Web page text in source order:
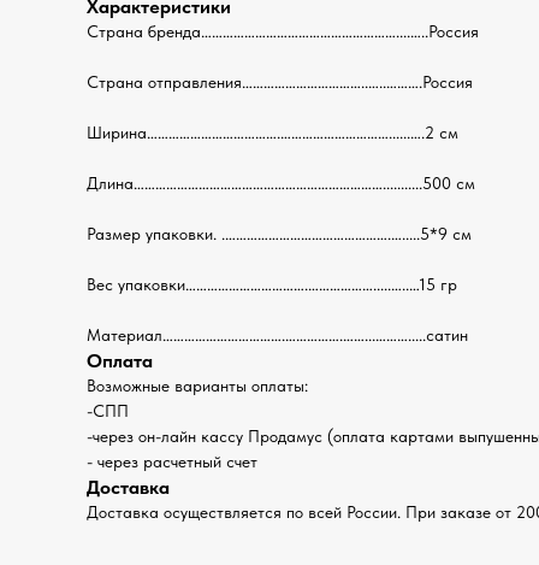
Характеристики
Страна бренда………………………………………………....…..Россия
Страна отправления……………………………..…..……….Россия
Ширина……………………………….…………………………......….2 см
Длина……………………………………………………………...........500 см
Размер упаковки. .……………………………………….….....5*9 см
Вес упаковки…………………………….……………….....…..…15 гр
Материал…………………………….…………….……...……….....сатин
Оплата
Возможные варианты оплаты:
-СПП
-через он-лайн кассу Продамус (оплата картами
- через расчетный счет
Доставка
Доставка осуществляется по всей России. При заказе от